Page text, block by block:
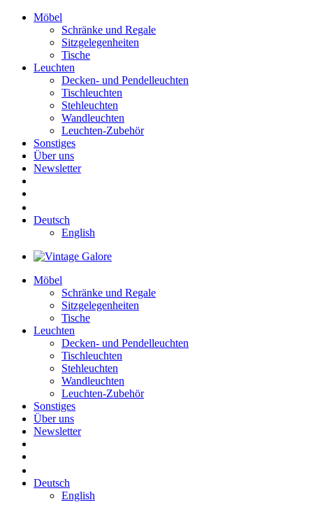
Möbel
Schränke und Regale
Sitzgelegenheiten
Tische
Leuchten
Decken- und Pendelleuchten
Tischleuchten
Stehleuchten
Wandleuchten
Leuchten-Zubehör
Sonstiges
Über uns
Newsletter
Deutsch
English
Möbel
Schränke und Regale
Sitzgelegenheiten
Tische
Leuchten
Decken- und Pendelleuchten
Tischleuchten
Stehleuchten
Wandleuchten
Leuchten-Zubehör
Sonstiges
Über uns
Newsletter
Deutsch
English